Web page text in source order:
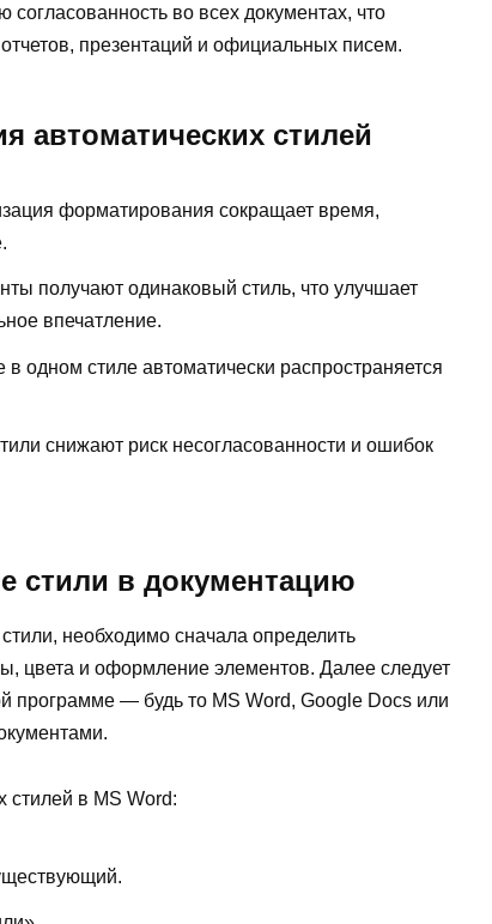
во всех документах, что
презентаций и официальных писем.
автоматических стилей
форматирования сокращает время,
получают одинаковый стиль, что улучшает
впечатление.
в одном стиле автоматически распространяется
снижают риск несогласованности и ошибок
стили в документацию
необходимо сначала определить
цвета и оформление элементов. Далее следует
программе — будь то MS Word, Google Docs или
стилей в MS Word: